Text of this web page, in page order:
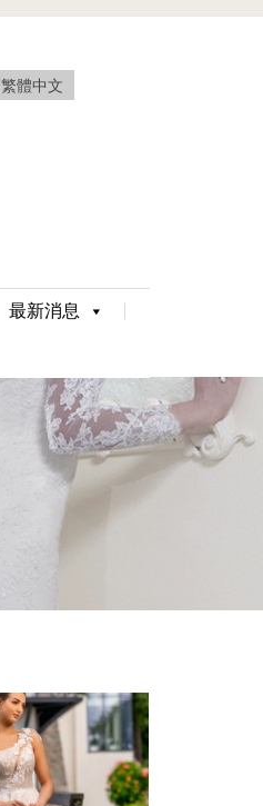
繁體中文
最新消息